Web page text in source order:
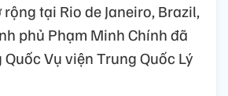
rộng tại Rio de Janeiro, Brazil,
phủ Phạm Minh Chính đã
Vụ viện Trung Quốc Lý